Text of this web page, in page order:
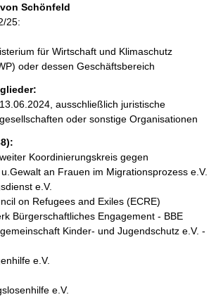
Schönfeld
25:
für Wirtschaft und Klimaschutz
oder dessen Geschäftsbereich
ausschließlich juristische
oder sonstige Organisationen
Koordinierungskreis gegen
an Frauen im Migrationsprozess e.V.
e.V.
on Refugees and Exiles (ECRE)
Bürgerschaftliches Engagement - BBE
Kinder- und Jugendschutz e.V. -
e.V.
e.V.